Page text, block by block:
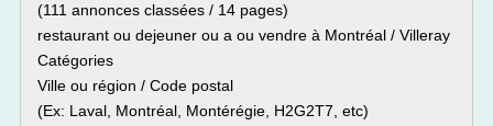
(111 annonces classées / 14 pages)
restaurant ou dejeuner ou a ou vendre à Montréal / Villeray
Catégories
Ville ou région / Code postal
(Ex: Laval, Montréal, Montérégie, H2G2T7, etc)